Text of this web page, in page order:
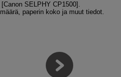
SELPHY CP1500].
paperin koko ja muut tiedot.